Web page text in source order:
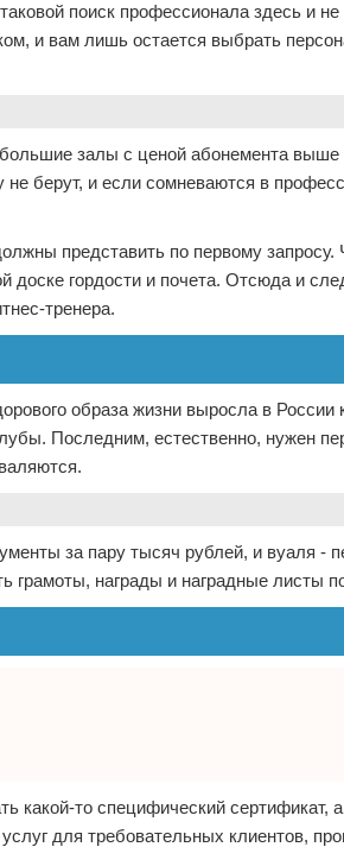
поиск профессионала здесь и
и вам лишь остается выбрать
залы с ценой абонемента выше
не берут, и если сомневаются в
представить по первому запросу.
доске гордости и почета. Отсюда и
тренера.
образа жизни выросла в России
Последним, естественно, нужен
за пару тысяч рублей, и вуаля -
грамоты, награды и наградные листы
какой-то специфический сертификат,
для требовательных клиентов,